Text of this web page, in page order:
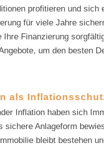
profitieren und sich
für viele Jahre
Ihre Finanzierung
um den besten
als
Inflation haben sich
sichere Anlageform
bleibt bestehen